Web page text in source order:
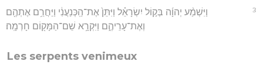
3
וַיִּשְׁמַ֨ע יְהוָ֜ה בְּק֣וֹל יִשְׂרָאֵ֗ל וַיִּתֵּן֙ אֶת־הַֽכְּנַעֲנִ֔י וַיַּחֲרֵ֥ם אֶתְהֶ֖ם
וְאֶת־עָרֵיהֶ֑ם וַיִּקְרָ֥א שֵׁם־הַמָּק֖וֹם חָרְמָֽה׃
Les serpents venimeux